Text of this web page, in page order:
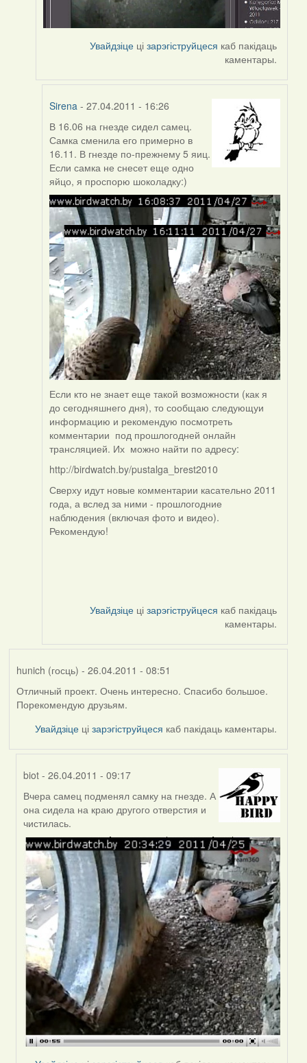
Увайдзіце цізарэгіструйцеся каб пакідаць
каментары.
Sirena - 27.04.2011 - 16:26
In
reply
to
by
Harrier
В 16.06 на гнезде сидел самец.
Самка сменила его примерно в
16.11. В гнезде по-прежнему 5 яиц.
Если самка не снесет еще одно
яйцо, я проспорю шоколадку:)
Если кто не знает еще такой возможности (как я
до сегодняшнего дня), то сообщаю следующуи
информацию и рекомендую посмотреть
комментарии под прошлогодней онлайн
трансляцией. Их можно найти по адресу:
http://birdwatch.by/pustalga_brest2010
Сверху идут новые комментарии касательно 2011
года, а вслед за ними - прошлогодние
наблюдения (включая фото и видео).
Рекомендую!
Увайдзіце цізарэгіструйцеся каб пакідаць
каментары.
hunich (госць) - 26.04.2011 - 08:51
Отличный проект. Очень интересно. Спасибо большое.
Порекомендую друзьям.
Увайдзіце цізарэгіструйцеся каб пакідаць каментары.
biot - 26.04.2011 - 09:17
In
reply
to
by
hunich
(госць)
Вчера самец подменял самку на гнезде. А
она сидела на краю другого отверстия и
чистилась.